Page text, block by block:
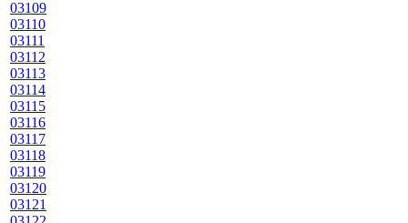
03109
03110
03111
03112
03113
03114
03115
03116
03117
03118
03119
03120
03121